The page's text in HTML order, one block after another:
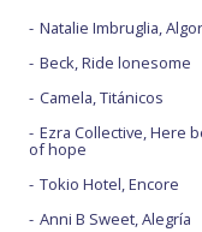
Natalie Imbruglia,
Beck, Ride lonesome
Camela, Titánicos
Ezra Collective, Here
of hope
Tokio Hotel, Encore
Anni B Sweet, Alegría